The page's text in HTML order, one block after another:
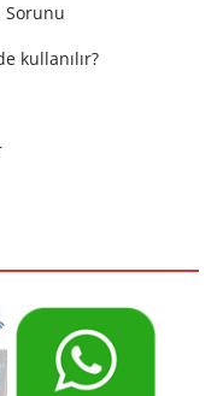
Sorunu
kullanılır?